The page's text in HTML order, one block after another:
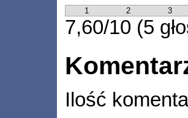
1 2 3
7,60/10 (5
Ilość